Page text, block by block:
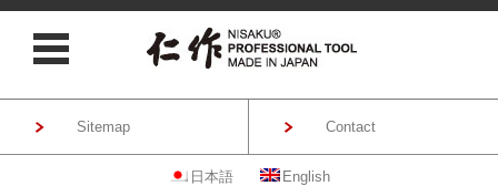
Sitemap Contact
日本語
English